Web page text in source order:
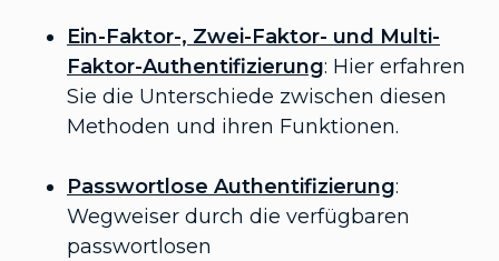
Ein-Faktor-, Zwei-Faktor- und Multi-
Faktor-Authentifizierung: Hier erfahren
Sie die Unterschiede zwischen diesen
Methoden und ihren Funktionen.
Passwortlose Authentifizierung:
Wegweiser durch die verfügbaren
passwortlosen